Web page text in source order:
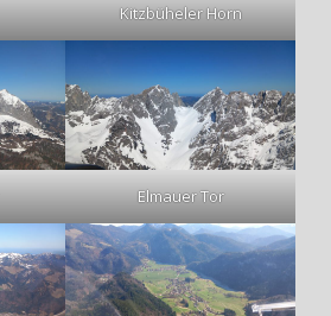
Kitzbüheler Horn
Elmauer Tor